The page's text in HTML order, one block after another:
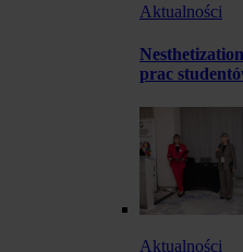
Aktualności
prac
Aktualności